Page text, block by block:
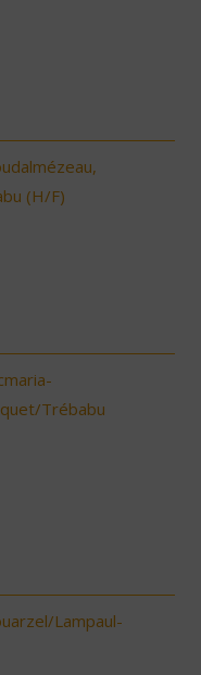
(H/F)
Trébabu
Lampaul-